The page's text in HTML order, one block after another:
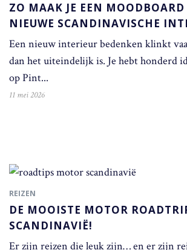
ZO MAAK JE EEN MOODBOARD
NIEUWE SCANDINAVISCHE
Een nieuw interieur bedenken klinkt
dan het uiteindelijk is. Je hebt honderd
op Pint...
11 mei 2026
REIZEN
DE MOOISTE MOTOR
SCANDINAVIË!
Er zijn reizen die leuk zijn… en er zijn